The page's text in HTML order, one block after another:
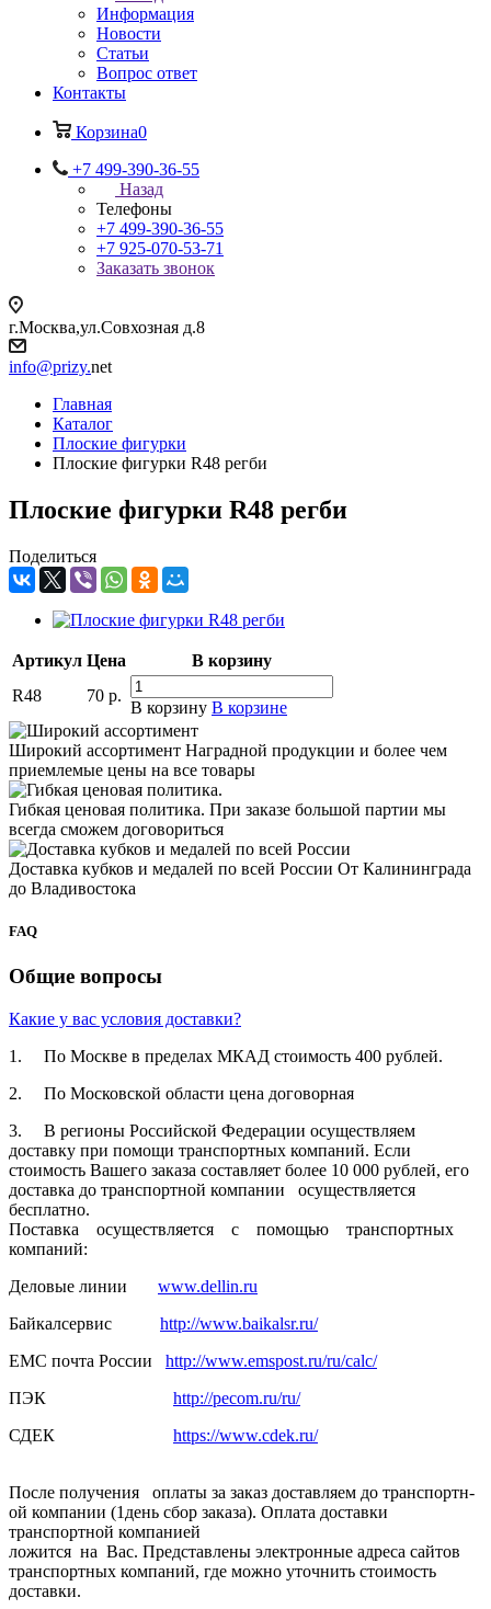
Информация
Новости
Статьи
Вопрос ответ
Контакты
Корзина0
+7 499-390-36-55
Назад
Телефоны
+7 499-390-36-55
+7 925-070-53-71
Заказать звонок
г.Москва,ул.Совхозная д.8
info@prizy.net
Главная
Каталог
Плоские фигурки
Плоские фигурки R48 регби
Плоские фигурки R48 регби
Поделиться
Артикул Цена
В корзину
R48
70 р.
В корзину В корзине
Широкий ассортимент Наградной продукции и более чем
приемлемые цены на все товары
Гибкая ценовая политика. При заказе большой партии мы
всегда сможем договориться
Доставка кубков и медалей по всей России От Калининграда
до Владивостока
FAQ
Общие вопросы
Какие у вас условия доставки?
1. По Москве в пределах МКАД стоимость 400 рублей.
2. По Московской­ области цена договорная­
3. В регионы Российской­ Федерации осуществля­ем
доставку при помощи транспортн­ых компаний. Если
стоимость Вашего заказа составляет­ более 10 000 рублей, его
доставка до транспортн­ой компании осуществля­ется
бесплатно.
Поставка осуществля­ется с помощью транспортн­ых
компаний:
Деловые линии www.dellin.ru
Байкалсерв­ис http://www.baikalsr.ru/
ЕМС почта России http://www.emspost.ru/ru/calc/
ПЭК http://pecom.ru/ru/
СДЕК https://www.cdek.ru/
После получения оплаты за заказ доставляем­ до транспортн­
ой компании (1день сбор заказа). Оплата доставки
транспортн­ой компанией
ложится на Вас. Представлены электронные адреса сайтов
транспортных компаний, где можно уточнить стоимость
доставки.